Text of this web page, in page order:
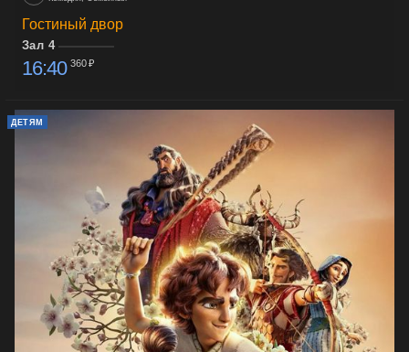
Гостиный двор
Зал 4
16:40 360 ₽
ДЕТЯМ